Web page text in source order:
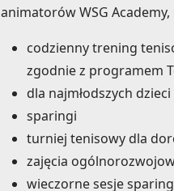
animatorów WSG
codzienny trening
zgodnie z programem
dla najmłodszych
sparingi
turniej tenisowy dla
zajęcia
wieczorne sesje